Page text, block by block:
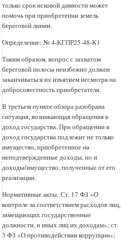
только срок исковой давности может
помочь при приобретении земель
береговой линии.
Определение: № 4-КГПР25-48-К1
Таким образом, вопрос с захватом
береговой полосы неизбежно должен
заканчиваться их изъятием несмотря на
добросовестность приобретателя.
В третьем пункте обзора разобрана
ситуация, возникающая обращения в
доход государства. При обращении в
доход государства подлежит не только
имущество, приобретенное на
неподтвержденные доходы, но и
доходы/имущество, полученные от его
реализации.
Нормативные акты: Ст. 17 ФЗ «О
контроле за соответствием расходов лиц,
замещающих государственные
должности, и иных лиц их доходам»; ст.
3 ФЗ «О противодействии коррупции»;